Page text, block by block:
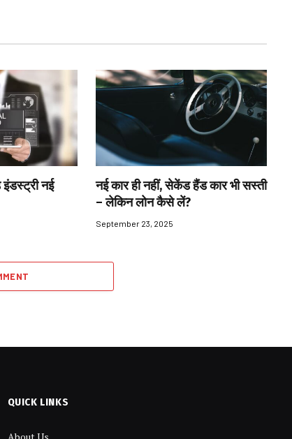
नई
नई कार ही नहीं, सेकेंड हैंड कार भी सस्ती
– लेकिन लोन कैसे लें?
September 23, 2025
QUICK LINKS
About Us